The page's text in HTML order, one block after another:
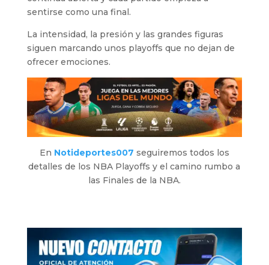
sentirse como una final.
La intensidad, la presión y las grandes figuras
siguen marcando unos playoffs que no dejan de
ofrecer emociones.
En Notideportes007 seguiremos todos los
detalles de los NBA Playoffs y el camino rumbo a
las Finales de la NBA.